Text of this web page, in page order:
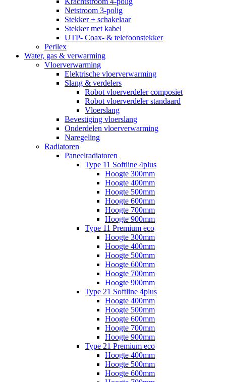
Netstroom 3-polig
Stekker + schakelaar
Stekker met kabel
UTP- Coax- & telefoonstekker
Perilex
Water, gas & verwarming
Vloerverwarming
Elektrische vloerverwarming
Slang & verdelers
Robot vloerverdeler composiet
Robot vloerverdeler standaard
Vloerslang
Bevestiging vloerslang
Onderdelen vloerverwarming
Naregeling
Radiatoren
Paneelradiatoren
Type 11 Softline 4plus
Hoogte 300mm
Hoogte 400mm
Hoogte 500mm
Hoogte 600mm
Hoogte 700mm
Hoogte 900mm
Type 11 Premium eco
Hoogte 300mm
Hoogte 400mm
Hoogte 500mm
Hoogte 600mm
Hoogte 700mm
Hoogte 900mm
Type 21 Softline 4plus
Hoogte 400mm
Hoogte 500mm
Hoogte 600mm
Hoogte 700mm
Hoogte 900mm
Type 21 Premium eco
Hoogte 400mm
Hoogte 500mm
Hoogte 600mm